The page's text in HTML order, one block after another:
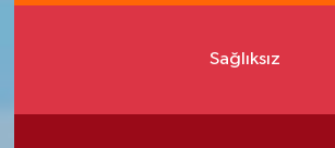
Sağlıksız